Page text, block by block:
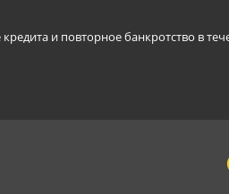
и повторное банкротство в